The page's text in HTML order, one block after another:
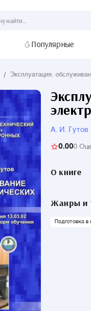
Популярные
/ Эксплуатация,
А. И. Гутов
0.000
О книге
Жанры и
Подготовка в